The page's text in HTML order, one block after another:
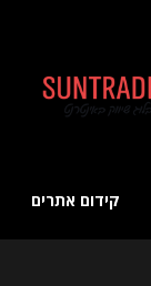
קידום אתרים